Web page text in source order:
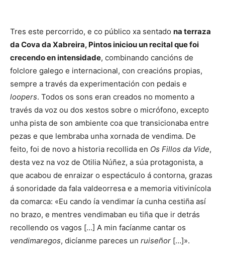
Tres este percorrido, e co público xa sentado na terraza
da Cova da Xabreira, Pintos iniciou un recital que foi
crecendo en intensidade, combinando cancións de
folclore galego e internacional, con creacións propias,
sempre a través da experimentación con pedais e
loopers. Todos os sons eran creados no momento a
través da voz ou dos xestos sobre o micrófono, excepto
unha pista de son ambiente coa que transicionaba entre
pezas e que lembraba unha xornada de vendima. De
feito, foi de novo a historia recollida en Os Fillos da Vide,
desta vez na voz de Otilia Núñez, a súa protagonista, a
que acabou de enraizar o espectáculo á contorna, grazas
á sonoridade da fala valdeorresa e a memoria vitivinícola
da comarca: «Eu cando ía vendimar ía cunha cestiña así
no brazo, e mentres vendimaban eu tiña que ir detrás
recollendo os vagos […] A min facíanme cantar os
vendimaregos, dicíanme pareces un ruiseñor […]».